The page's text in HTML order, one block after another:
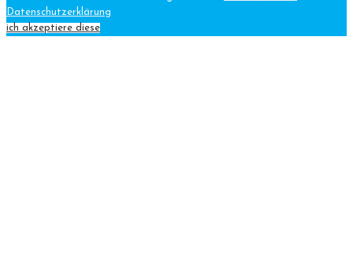
Datenschutzerklärung
ich akzeptiere diese